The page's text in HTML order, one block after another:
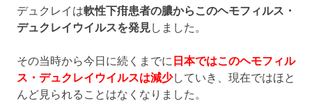
デュクレイは軟性下疳患者の膿からこのヘモフィルス・
デュクレイウイルスを発見しました。
その当時から今日に続くまでに 日本ではこのヘモフィル
ス・デュクレイウイルスは減少していき、現在ではほと
んど見られることはなくなりました。